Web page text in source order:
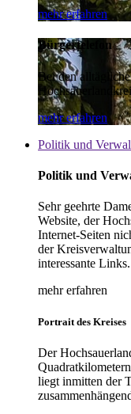
mehr erfahren
Bürgertelefon
Bei den
mehr erfahren
Politik und
Politik und
Sehr geehrte
Website, der
Internet-Seiten
der
interessante Links.
mehr erfahren
Portrait des Kreises
Der
liegt inmitten der